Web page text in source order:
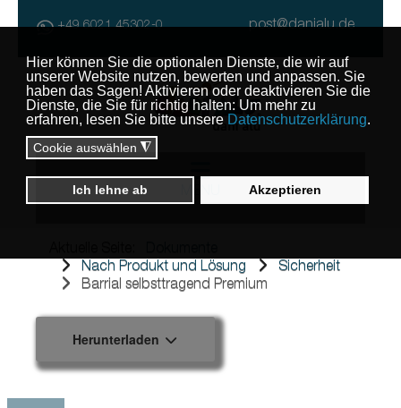
+49 6021 45302-0 post@danialu.de
Nach Produkt und Lösung
Sicherheit
Barrial selbsttragend Premium
Herunterladen